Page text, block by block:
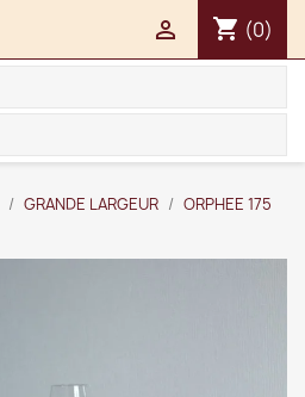
shopping_cart (0)

GRANDE LARGEUR
ORPHEE 175